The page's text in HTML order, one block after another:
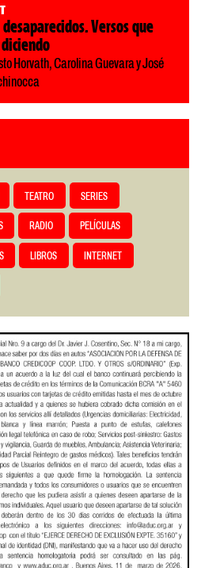
Versos que
Horvath, Carolina Guevara y José
TEATRO SERIES
RADIO PELÍCULAS
LIBROS INTERNET